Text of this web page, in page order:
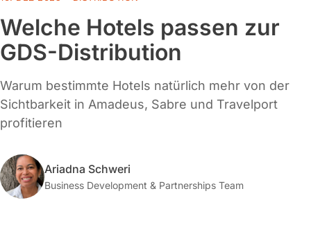
Welche Hotels passen zur
GDS-Distribution
Warum bestimmte Hotels natürlich mehr von der
Sichtbarkeit in Amadeus, Sabre und Travelport
profitieren
Ariadna Schweri
Business Development & Partnerships Team